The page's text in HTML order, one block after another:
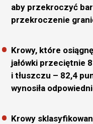
aby przekroczyć
przekroczenie
Krowy, które
jałówki przeciętnie
i tłuszczu – 82,4
wynosiła
Krowy